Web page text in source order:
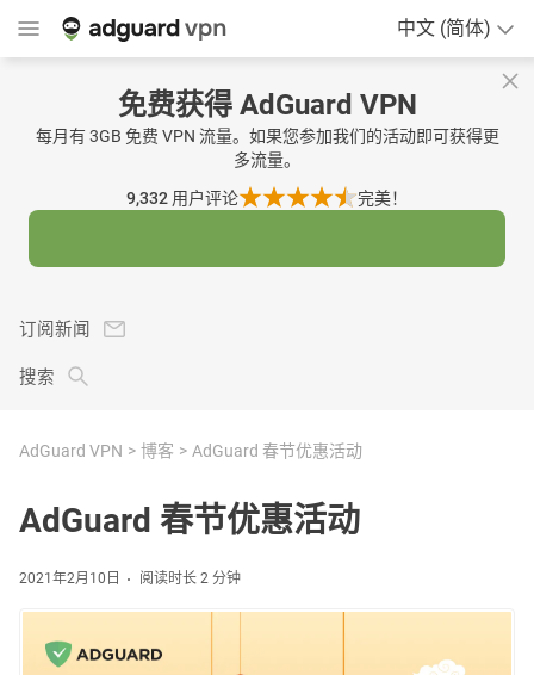
中文 (简体)
免费获得 AdGuard VPN
每月有 3GB 免费 VPN 流量。如果您参加我们的活动即可获得更
多流量。
9,332 用户评论 完美！
订阅新闻
搜索
AdGuard VPN 博客 AdGuard 春节优惠活动
AdGuard 春节优惠活动
2021年2月10日 阅读时长 2 分钟